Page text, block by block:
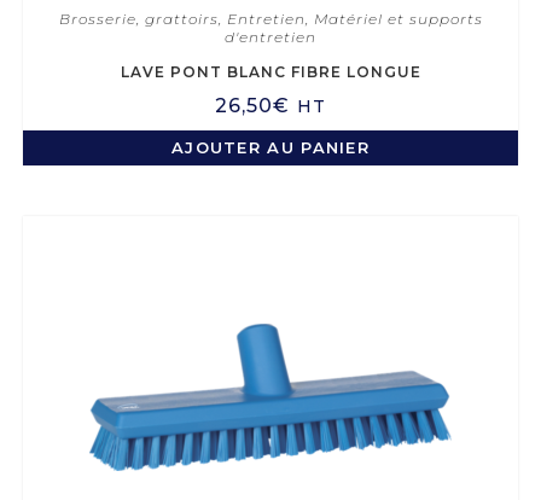
Brosserie, grattoirs Entretien
Matériel et supports
d'entretien
LAVE PONT BLANC FIBRE LONGUE
26,50€ HT
AJOUTER AU PANIER